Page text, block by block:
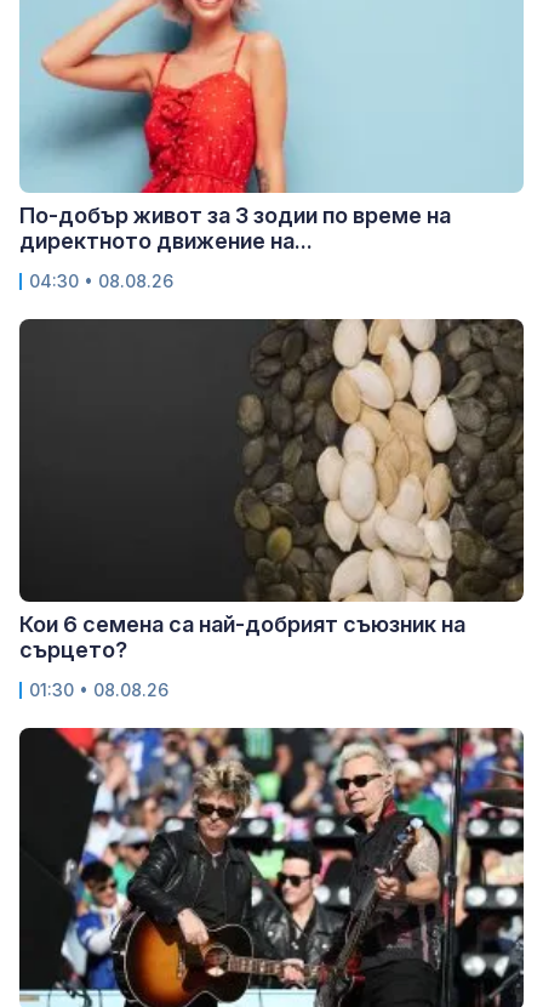
По-добър живот за 3 зодии по време на
директното движение на...
04:30 • 08.08.26
Кои 6 семена са най-добрият съюзник на
сърцето?
01:30 • 08.08.26